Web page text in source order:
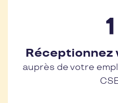
Réceptionnez
auprès de votre